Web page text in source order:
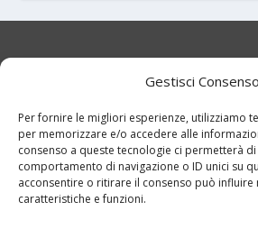
Gestisci Consenso
Per fornire le migliori esperienze, utilizziamo
per memorizzare e/o accedere alle
consenso a queste tecnologie ci permetterà
comportamento di navigazione o ID unici su
acconsentire o ritirare il consenso può influire
caratteristiche e funzioni.
brand – Via Dell’elettricità 19
-VAT/P.IVA 12111650961 – Tel.
Privacy Policy